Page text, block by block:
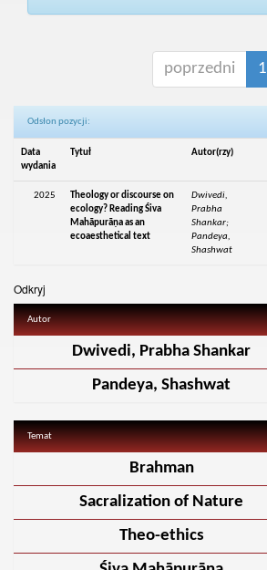
poprzedni 1
Odsłon pozycji:
Data
wydania
Tytuł Autor(rzy)
2025
Theology or discourse on
ecology? Reading Śiva
Mahāpurāṇa as an
ecoaesthetical text
Dwivedi,
Prabha
Shankar;
Pandeya,
Shashwat
Odkryj
Autor
Dwivedi, Prabha Shankar
Pandeya, Shashwat
Temat
Brahman
Sacralization of Nature
Theo-ethics